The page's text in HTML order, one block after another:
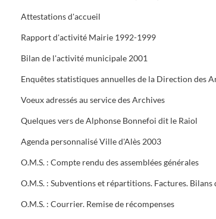
Attestations d'accueil
Rapport d'activité Mairie 1992-1999
Bilan de l'activité municipale 2001
Voeux adressés au service des Archives
Quelques vers de Alphonse Bonnefoi dit le Raiol
Agenda personnalisé Ville d'Alès 2003
O.M.S. : Compte rendu des assemblées générales
O.M.S. : Courrier. Remise de récompenses